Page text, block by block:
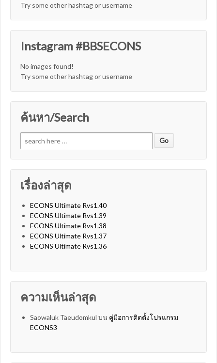
Try some other hashtag or username
Instagram #BBSECONS
No images found!
Try some other hashtag or username
ค้นหา/Search
Search for:
เรื่องล่าสุด
ECONS Ultimate Rvs1.40
ECONS Ultimate Rvs1.39
ECONS Ultimate Rvs1.38
ECONS Ultimate Rvs1.37
ECONS Ultimate Rvs1.36
ความเห็นล่าสุด
Saowaluk Taeudomkul บน คู่มือการติดตั้งโปรแกรม
ECONS3